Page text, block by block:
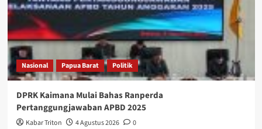
Nasional Papua Barat Politik
DPRK Kaimana Mulai Bahas Ranperda
Pertanggungjawaban APBD 2025
Kabar Triton 4 Agustus 2026 0